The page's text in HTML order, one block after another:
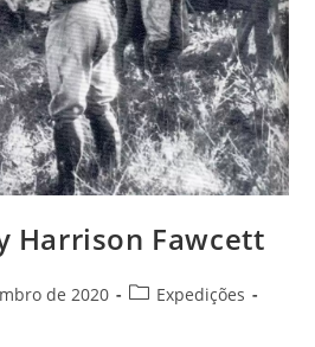
Harrison Fawcett
de 2020
Categoria
Expedições